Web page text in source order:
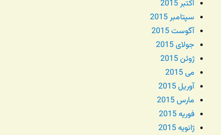
اکتبر 2015
سپتامبر 2015
آگوست 2015
جولای 2015
ژوئن 2015
می 2015
آوریل 2015
مارس 2015
فوریه 2015
ژانویه 2015